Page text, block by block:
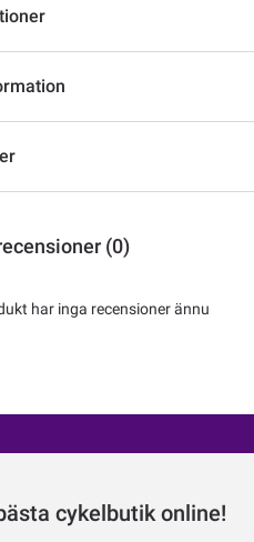
(0)
har inga recensioner ännu
cykelbutik online!